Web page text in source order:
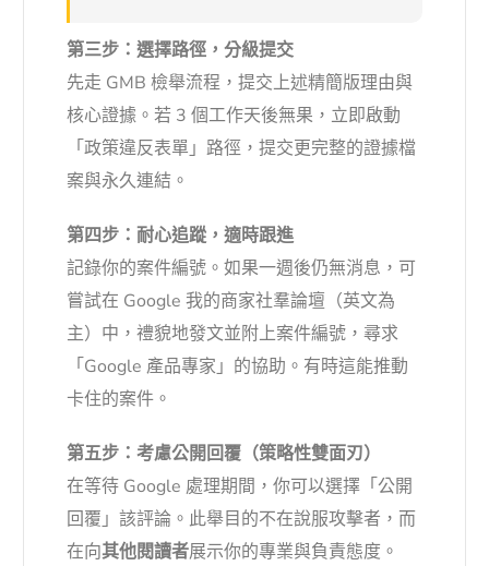
第三步：選擇路徑，分級提交
先走 GMB 檢舉流程，提交上述精簡版理由與
核心證據。若 3 個工作天後無果，立即啟動
「政策違反表單」路徑，提交更完整的證據檔
案與永久連結。
第四步：耐心追蹤，適時跟進
記錄你的案件編號。如果一週後仍無消息，可
嘗試在 Google 我的商家社羣論壇（英文為
主）中，禮貌地發文並附上案件編號，尋求
「Google 產品專家」的協助。有時這能推動
卡住的案件。
第五步：考慮公開回覆（策略性雙面刃）
在等待 Google 處理期間，你可以選擇「公開
回覆」該評論。此舉目的不在說服攻擊者，而
在向其他閱讀者展示你的專業與負責態度。